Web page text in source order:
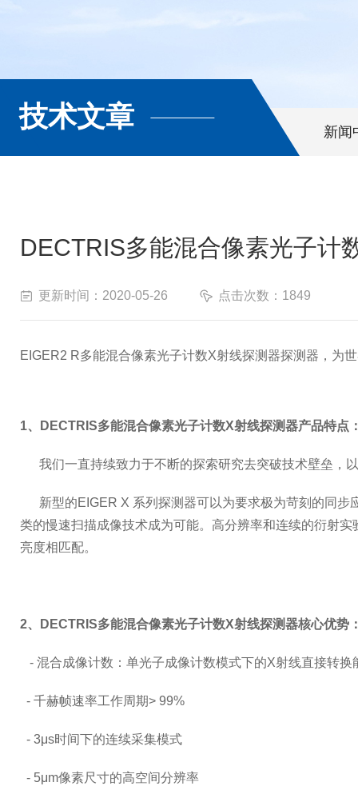
技术文章 新闻
DECTRIS多能混合像素光子计
更新时间：2020-05-26 点击次数：1849
EIGER2 R多能混合像素光子计数X射线探测器探测器，为
1、 DECTRIS多能混合像素光子计数X射线探测器​产品特点
我们一直持续致力于不断的探索研究去突破技术壁垒，
新型的EIGER X 系列探测器可以为要求极为苛刻的同
类的慢速扫描成像技术成为可能。高分辨率和连续的衍射
亮度相匹配。
2、 DECTRIS多能混合像素光子计数X射线探测器核心优势
- 混合成像计数：单光子成像计数模式下的X射线直接转换
- 千赫帧速率工作周期> 99%
- 3μs时间下的连续采集模式
- 5μm像素尺寸的高空间分辨率